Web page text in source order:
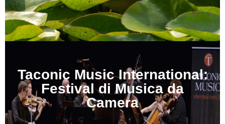
Taconic Music International:
Festival di Musica da
Camera